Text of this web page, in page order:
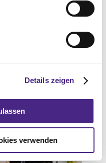
Details zeigen
verwenden